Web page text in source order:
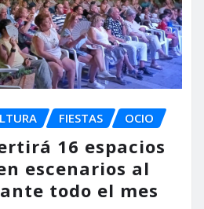
FIESTAS OCIO
16 espacios
escenarios al
todo el mes